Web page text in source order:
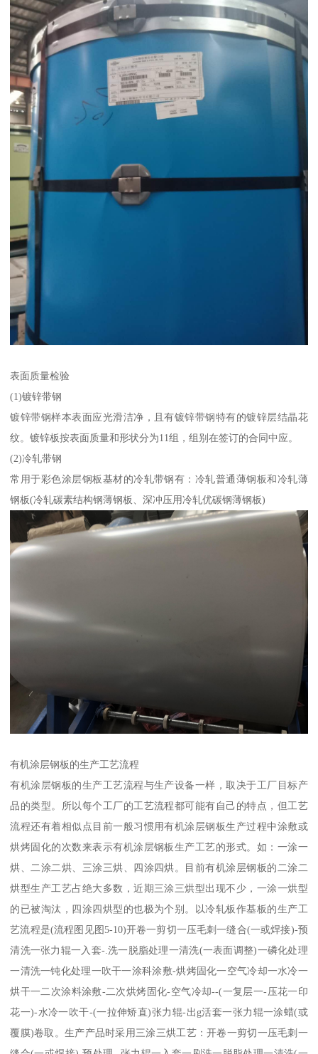
表面质量检验
(1)镀锌带钢
镀锌带钢样本表面应光滑洁净，且有镀锌带钢特有的镀锌层结晶花
纹。镀锌板按表面质量和形状分为11组，组别在签订的合同中应。
(2)冷轧带钢
常用于彩色涂层钢板基材的冷轧带钢有：冷轧普通薄钢板和冷轧薄
钢板(冷轧碳素结构钢薄钢板、深冲压用冷轧优碳钢薄钢板)
有机涂层钢板的生产工艺流程
有机涂层钢板的生产工艺流程与生产设备一样，取决于工厂目标产
品的类型。所以每个工厂的工艺流程都可能有自己的特点，但工艺
流程还有着相似点目前一般习惯用有机涂层钢板生产过程中涂敷或
烘烤固化的次数来表示有机涂层钢板生产工艺的形式。如：一涂一
烘、二涂二烘、三涂三烘、四涂四烘。目前有机涂层钢板的二涂二
烘型生产工艺占绝大多数，近期三涂三烘型出现不少，一涂一烘型
的已被淘汰，四涂四烘型的也极为个别。以冷轧板作基板的生产工
艺流程是(流程图见图5-10)开卷一剪切一压毛刺一缝合(一或焊接)-预
清洗一张力辊一入套-.洗一脱脂处理一清洗(一表面调整)一磷化处理
一清洗一钝化处理一吹干一涂科涂敷-烘烤固化一空气冷却一水冷一
烘干一二次涂料涂敷-二次烘烤固化-空气冷却--(一复层一-压花一印
花一)-水冷一吹干-(一拉伸矫直)张力辊-出g活套一张力辊一涂蜡(或
覆膜)卷取。生产产品时采用三涂三烘工艺：开卷一剪切一压毛刺一